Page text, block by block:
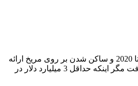
تصاویر جدید از پویایی ماه، آینده برنامه های فضایی بشر را تغییر می دهد. ایده کاوش های فضایی توسط گروه مدیریتی بوش در سال 2004 و برای بازگشت مجدد به ماه تا 2020 و ساکن شدن بر روی مریخ ارائه
، منتخب توسط اوباما، برنامه ها را بازبینی دوباره کرده و درست چند هفته قبل گزارش نموده که ناسا زودتر به این اهداف دست نخواهد یافت مگر اینکه حداقل 3 میلیارد دلار در